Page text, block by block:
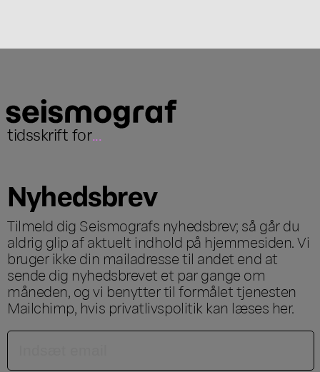
tidsskrift for...
Nyhedsbrev
Tilmeld dig Seismografs nyhedsbrev; så går du
aldrig glip af aktuelt indhold på hjemmesiden. Vi
bruger ikke din mailadresse til andet end at
sende dig nyhedsbrevet et par gange om
måneden, og vi benytter til formålet tjenesten
Mailchimp, hvis privatlivspolitik kan læses her.